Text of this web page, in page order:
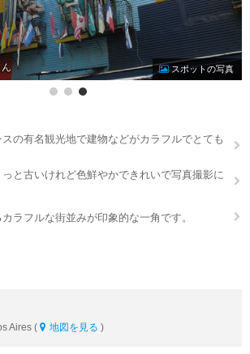
スポットの写真
の有名観光地で建物などがカラフルでとても
と古いけれど色鮮やかできれいで写真撮影に
ラフルな街並みが印象的な一角です。
Aires ( 地図を見る )